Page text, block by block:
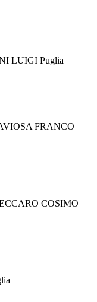
LUIGI Puglia
FRANCO
COSIMO